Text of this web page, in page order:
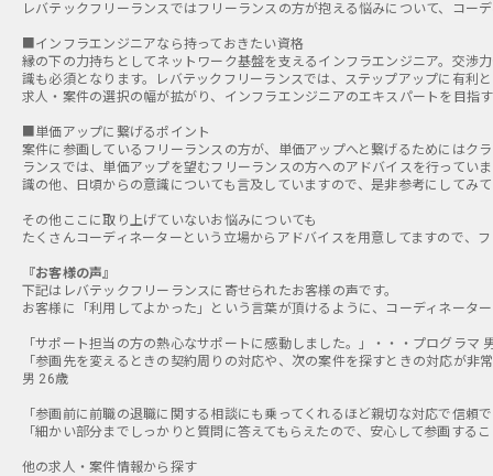
レバテックフリーランスではフリーランスの方が抱える悩みについて、コー
■インフラエンジニアなら持っておきたい資格
縁の下の力持ちとしてネットワーク基盤を支えるインフラエンジニア。交渉
識も必須となります。レバテックフリーランスでは、ステップアップに有利
求人・案件の選択の幅が拡がり、インフラエンジニアのエキスパートを目指
■単価アップに繋げるポイント
案件に参画しているフリーランスの方が、単価アップへと繋げるためにはク
ランスでは、単価アップを望むフリーランスの方へのアドバイスを行ってい
識の他、日頃からの意識についても言及していますので、是非参考にしてみ
その他ここに取り上げていないお悩みについても
たくさんコーディネーターという立場からアドバイスを用意してますので、
『お客様の声』
下記はレバテックフリーランスに寄せられたお客様の声です。
お客様に「利用してよかった」という言葉が頂けるように、コーディネータ
「サポート担当の方の熱心なサポートに感動しました。」・・・プログラマ
「参画先を変えるときの契約周りの対応や、次の案件を探すときの対応が
男 26歳
「参画前に前職の退職に関する相談にも乗ってくれるほど親切な対応で信頼
「細かい部分までしっかりと質問に答えてもらえたので、安心して参画する